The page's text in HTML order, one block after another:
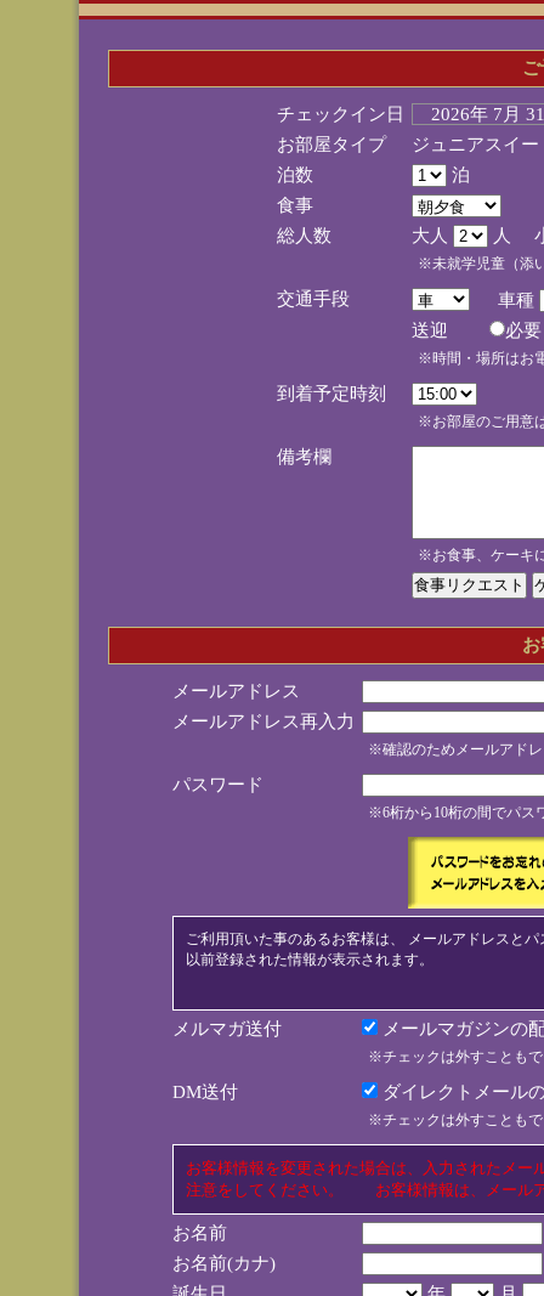
チェックイン日
2026年 7月
お部屋タイプ
ジュニアスイ
泊数
泊
食事
総人数
大人 人
※未就学児童（添
交通手段
車種
送迎
※時間・場所はお
到着予定時刻
※お部屋のご用意
備考欄
※お食事、ケーキ
メールアドレス
メールアドレス再入力
※確認のためメールアド
パスワード
※6桁から10桁の間でパス
ご利用頂いた事のあるお客様は、 メールアドレスと
以前登録された情報が表示されます。
メルマガ送付 メールマガジンの
※チェックは外すことも
DM送付 ダイレクトメール
※チェックは外すことも
お客様情報を変更された場合は、入力されたメ
注意をしてください。 お客様情報は、メール
お名前
お名前(カナ)